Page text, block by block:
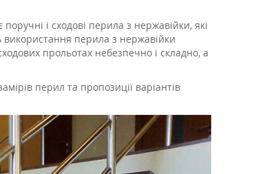
і сходові перила з нержавійки, які
використання перила з нержавійки
прольотах небезпечно і складно, а
перил та пропозиції варіантів